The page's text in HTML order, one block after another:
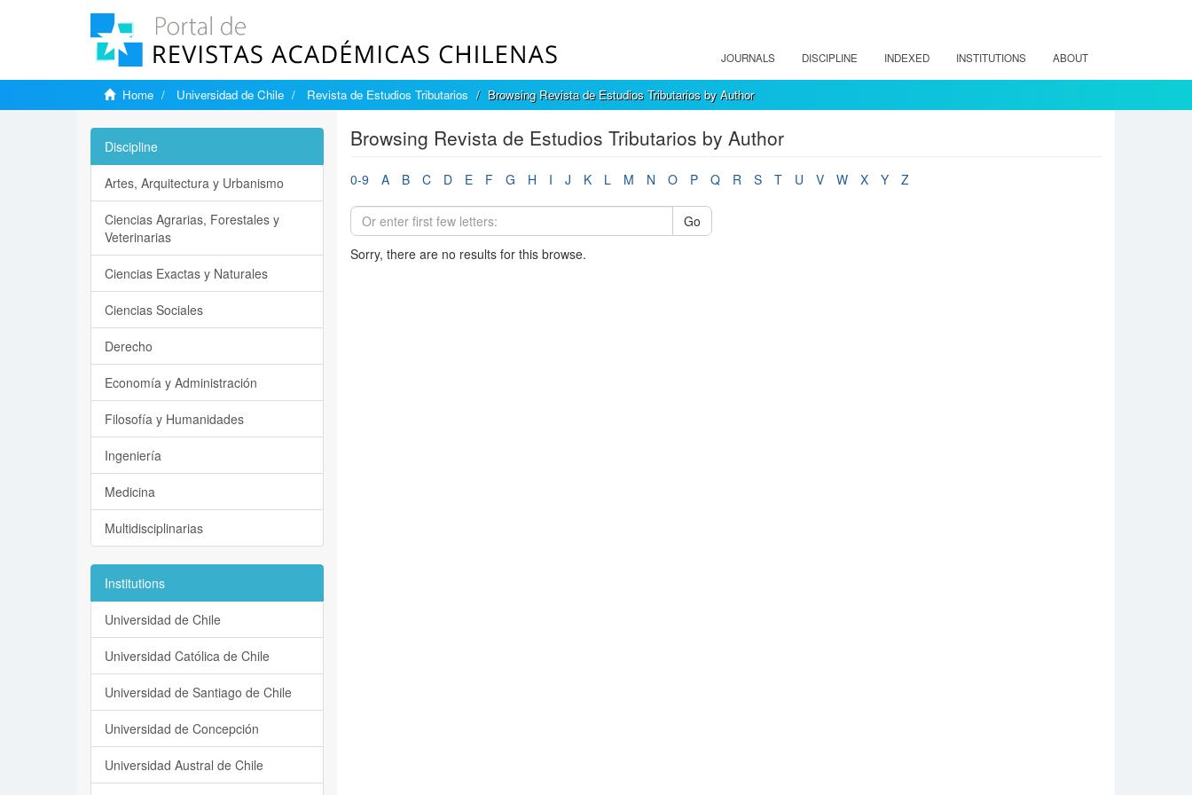
JOURNALS DISCIPLINE INDEXED INSTITUTIONS ABOUT
Home Universidad de Chile Revista de Estudios Tributarios Browsing Revista de Estudios Tributarios by Author
Browsing Revista de Estudios Tributarios by Author
0-9 A B C D E F G H I J K L M N O P Q R S T U V W X Y Z
Go
Sorry, there are no results for this browse.
Discipline
Artes, Arquitectura y Urbanismo
Ciencias Agrarias, Forestales y
Veterinarias
Ciencias Exactas y Naturales
Ciencias Sociales
Derecho
Economía y Administración
Filosofía y Humanidades
Ingeniería
Medicina
Multidisciplinarias
Institutions
Universidad de Chile
Universidad Católica de Chile
Universidad de Santiago de Chile
Universidad de Concepción
Universidad Austral de Chile